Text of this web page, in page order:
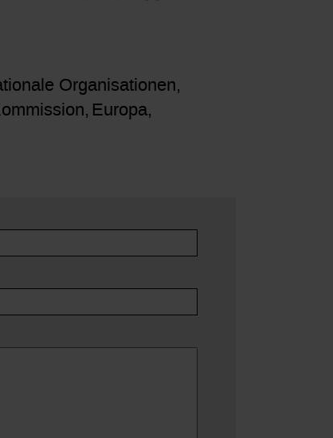
Organisationen
Europa